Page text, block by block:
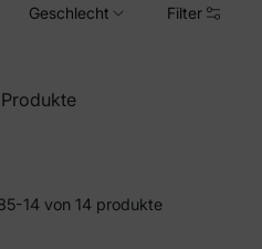
Geschlecht Filter
14 von 14 produkte